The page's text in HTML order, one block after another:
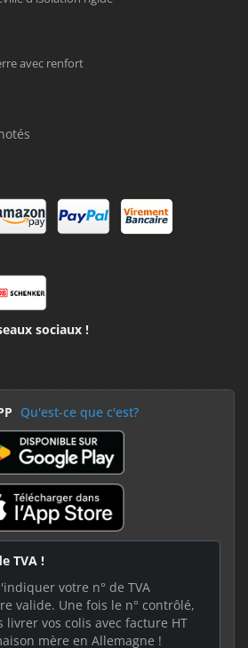
avec renfort
sociaux !
Qu'est-ce que c'est?
TVA !
votre n° de TVA
valide. Une fois le n° contrôlé,
livrer vos colis avec facture HT
mère en Allemagne !